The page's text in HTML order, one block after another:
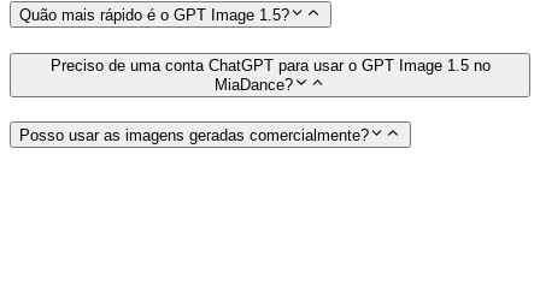
Quão mais rápido é o GPT Image 1.5?
Preciso de uma conta ChatGPT para usar o GPT Image 1.5 no
MiaDance?
Posso usar as imagens geradas comercialmente?